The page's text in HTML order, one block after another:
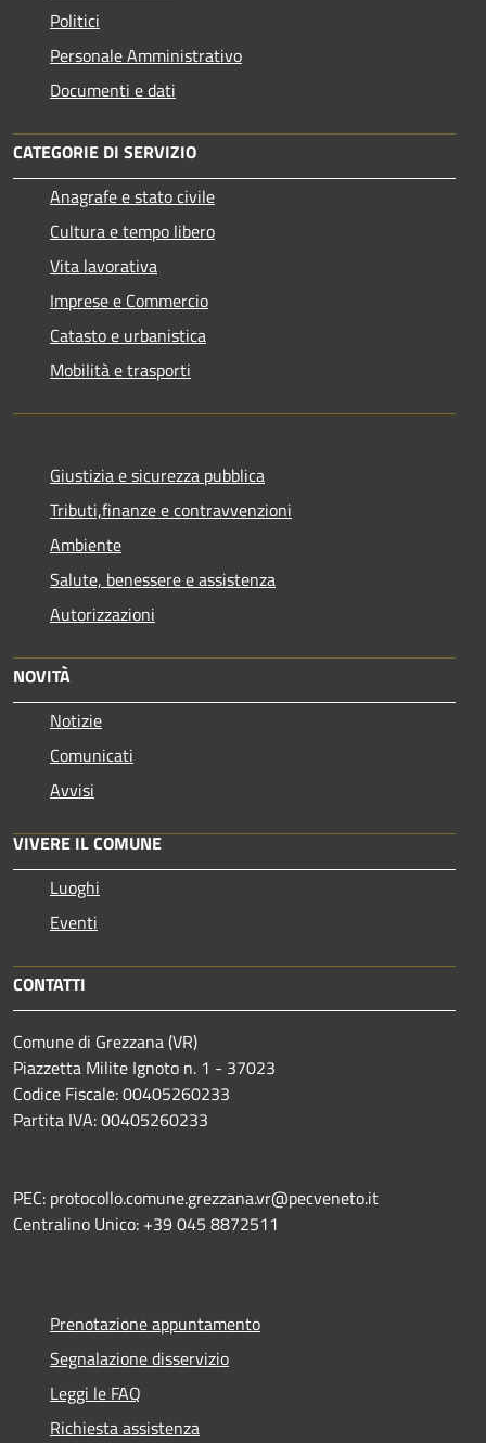
Politici
Personale Amministrativo
Documenti e dati
CATEGORIE DI SERVIZIO
Anagrafe e stato civile
Cultura e tempo libero
Vita lavorativa
Imprese e Commercio
Catasto e urbanistica
Mobilità e trasporti
Giustizia e sicurezza pubblica
Tributi,finanze e contravvenzioni
Ambiente
Salute, benessere e assistenza
Autorizzazioni
NOVITÀ
Notizie
Comunicati
Avvisi
VIVERE IL COMUNE
Luoghi
Eventi
CONTATTI
Comune di Grezzana (VR)
Piazzetta Milite Ignoto n. 1 - 37023
Codice Fiscale: 00405260233
Partita IVA: 00405260233
PEC: protocollo.comune.grezzana.vr@pecveneto.it
Centralino Unico: +39 045 8872511
Prenotazione appuntamento
Segnalazione disservizio
Leggi le FAQ
Richiesta assistenza